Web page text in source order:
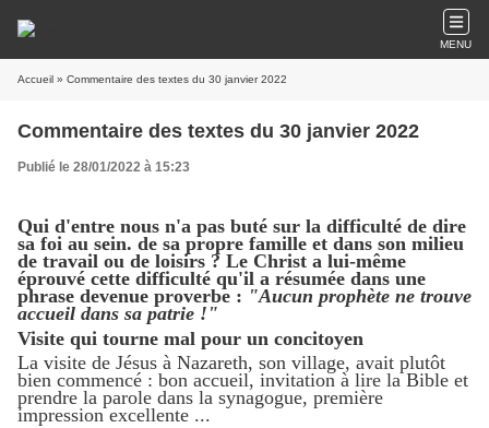
MENU
Accueil » Commentaire des textes du 30 janvier 2022
Commentaire des textes du 30 janvier 2022
Publié le 28/01/2022 à 15:23
Qui d'entre nous n'a pas buté sur la difficulté de dire
sa foi au sein. de sa propre famille et dans son milieu
de travail ou de loisirs ? Le Christ a lui-même
éprouvé cette difficulté qu'il a résumée dans une
phrase devenue proverbe : "Aucun prophète ne trouve
accueil dans sa patrie !"
Visite qui tourne mal pour un concitoyen
La visite de Jésus à Nazareth, son village, avait plutôt
bien commencé : bon accueil, invitation à lire la Bible et
prendre la parole dans la synagogue, première
impression excellente ...